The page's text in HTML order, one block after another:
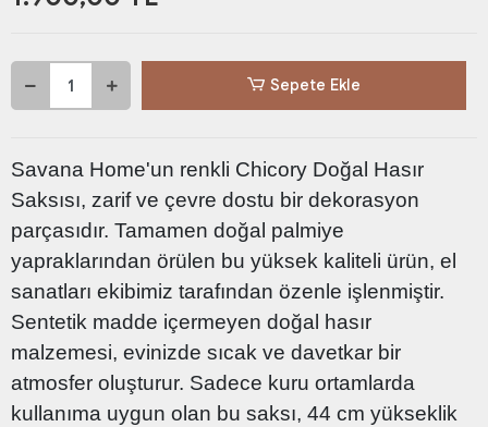
Sepete Ekle
Savana Home'un renkli Chicory Doğal Hasır
Saksısı, zarif ve çevre dostu bir dekorasyon
parçasıdır. Tamamen doğal palmiye
yapraklarından örülen bu yüksek kaliteli ürün, el
sanatları ekibimiz tarafından özenle işlenmiştir.
Sentetik madde içermeyen doğal hasır
malzemesi, evinizde sıcak ve davetkar bir
atmosfer oluşturur. Sadece kuru ortamlarda
kullanıma uygun olan bu saksı, 44 cm yükseklik